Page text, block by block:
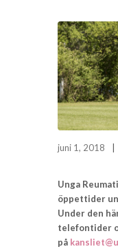
juni 1, 2018
Unga
öppettider
Under den
telefontider
på